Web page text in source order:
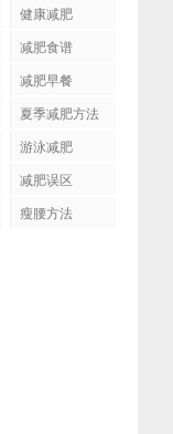
健康减肥
减肥食谱
减肥早餐
夏季减肥方法
游泳减肥
减肥误区
瘦腰方法